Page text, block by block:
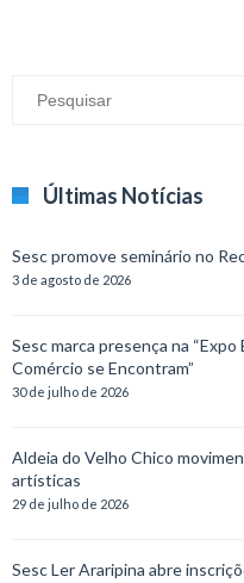
Últimas Notícias
Sesc promove seminário no
3 de agosto de 2026
Sesc marca presença na
Comércio se Encontram”
30 de julho de 2026
Aldeia do Velho Chico
artísticas
29 de julho de 2026
Sesc Ler Araripina abre